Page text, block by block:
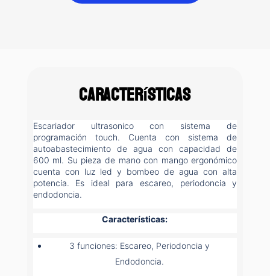
led
Características
Escariador ultrasonico con sistema de
programación touch. Cuenta con sistema de
autoabastecimiento de agua con capacidad de
600 ml. Su pieza de mano con mango ergonómico
cuenta con luz led y bombeo de agua con alta
potencia. Es ideal para escareo, periodoncia y
endodoncia.
Características:
3 funciones: Escareo, Periodoncia y
Endodoncia.